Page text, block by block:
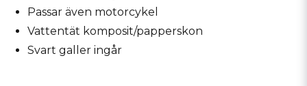
Passar även motorcykel
Vattentät komposit/papperskon
Svart galler ingår